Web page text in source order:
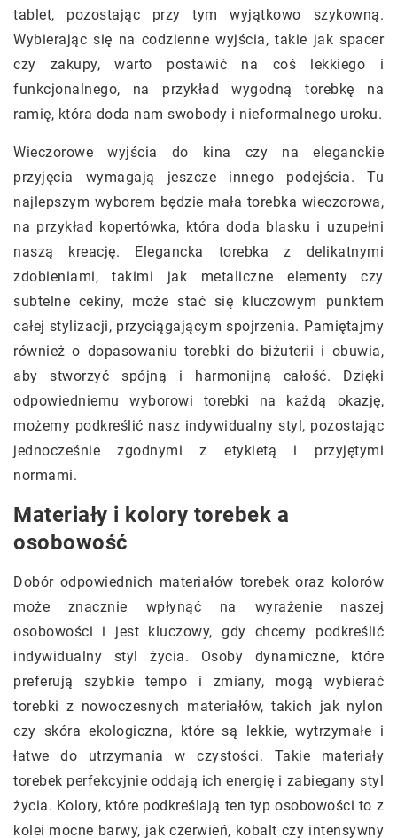
tablet, pozostając przy tym wyjątkowo szykowną.
Wybierając się na codzienne wyjścia, takie jak spacer
czy zakupy, warto postawić na coś lekkiego i
funkcjonalnego, na przykład wygodną torebkę na
ramię, która doda nam swobody i nieformalnego uroku.
Wieczorowe wyjścia do kina czy na eleganckie
przyjęcia wymagają jeszcze innego podejścia. Tu
najlepszym wyborem będzie mała torebka wieczorowa,
na przykład kopertówka, która doda blasku i uzupełni
naszą kreację. Elegancka torebka z delikatnymi
zdobieniami, takimi jak metaliczne elementy czy
subtelne cekiny, może stać się kluczowym punktem
całej stylizacji, przyciągającym spojrzenia. Pamiętajmy
również o dopasowaniu torebki do biżuterii i obuwia,
aby stworzyć spójną i harmonijną całość. Dzięki
odpowiedniemu wyborowi torebki na każdą okazję,
możemy podkreślić nasz indywidualny styl, pozostając
jednocześnie zgodnymi z etykietą i przyjętymi
normami.
Materiały i kolory torebek a
osobowość
Dobór odpowiednich materiałów torebek oraz kolorów
może znacznie wpłynąć na wyrażenie naszej
osobowości i jest kluczowy, gdy chcemy podkreślić
indywidualny styl życia. Osoby dynamiczne, które
preferują szybkie tempo i zmiany, mogą wybierać
torebki z nowoczesnych materiałów, takich jak nylon
czy skóra ekologiczna, które są lekkie, wytrzymałe i
łatwe do utrzymania w czystości. Takie materiały
torebek perfekcyjnie oddają ich energię i zabiegany styl
życia. Kolory, które podkreślają ten typ osobowości to z
kolei mocne barwy, jak czerwień, kobalt czy intensywny